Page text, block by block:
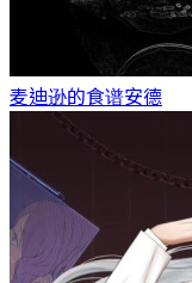
麦迪逊的食谱安德